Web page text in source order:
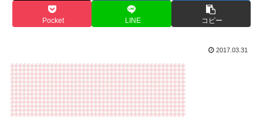
Pocket LINE コピー
2017.03.31